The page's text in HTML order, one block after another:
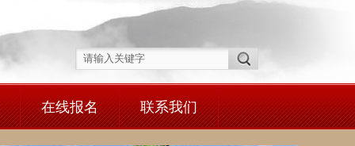
在线报名 联系我们